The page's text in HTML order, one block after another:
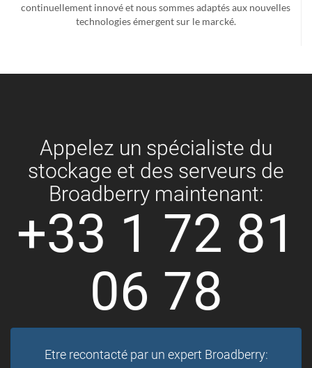
continuellement innové et nous sommes adaptés aux nouvelles
technologies émergent sur le marcké.
Appelez un spécialiste du
stockage et des serveurs de
Broadberry maintenant:
+33 1 72 81
06 78
Etre recontacté par un expert Broadberry: